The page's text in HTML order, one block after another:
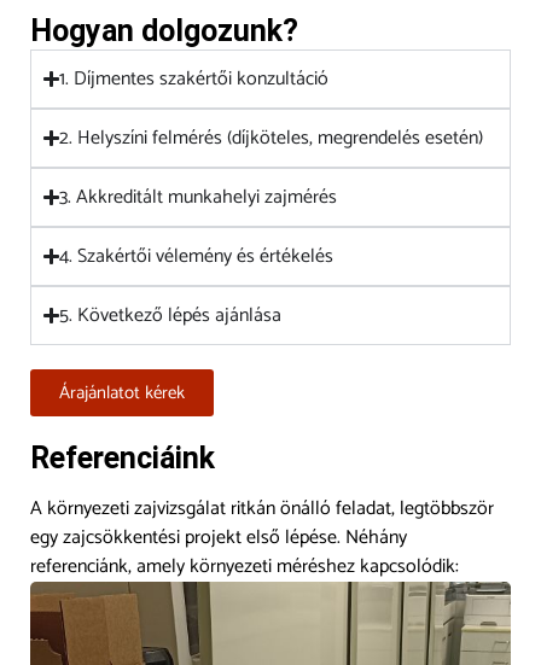
Hogyan dolgozunk?
1. Díjmentes szakértői konzultáció
2. Helyszíni felmérés (díjköteles, megrendelés esetén)
3. Akkreditált munkahelyi zajmérés
4. Szakértői vélemény és értékelés
5. Következő lépés ajánlása
Árajánlatot kérek
Referenciáink
A környezeti zajvizsgálat ritkán önálló feladat, legtöbbször
egy zajcsökkentési projekt első lépése. Néhány
referenciánk, amely környezeti méréshez kapcsolódik: